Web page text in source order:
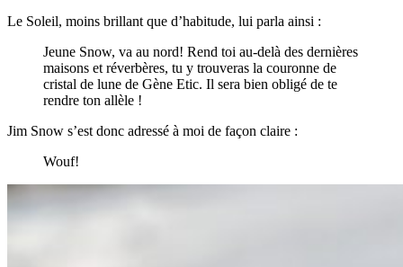
Le Soleil, moins brillant que d’habitude, lui parla ainsi :
Jeune Snow, va au nord! Rend toi au-delà des dernières
maisons et réverbères, tu y trouveras la couronne de
cristal de lune de Gène Etic. Il sera bien obligé de te
rendre ton allèle !
Jim Snow s’est donc adressé à moi de façon claire :
Wouf!